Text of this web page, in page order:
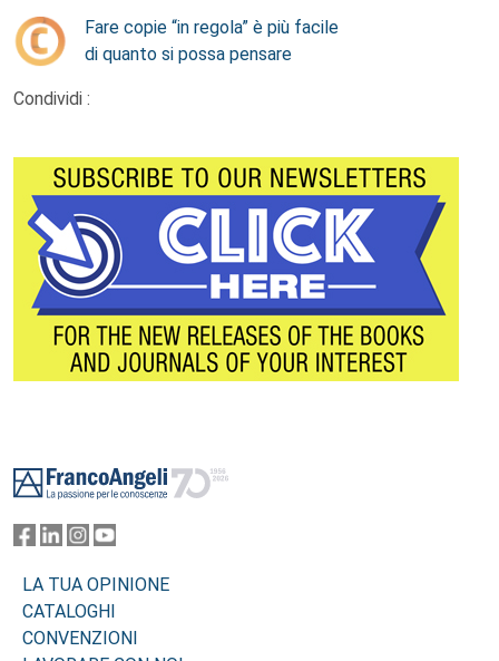
Fare copie “in regola” è più facile
di quanto si possa pensare
Condividi :
LA TUA OPINIONE
CATALOGHI
CONVENZIONI